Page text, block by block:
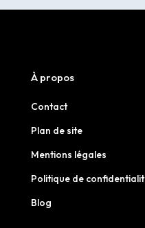
À propos
Contact
Plan de site
Mentions légales
Politique de
Blog